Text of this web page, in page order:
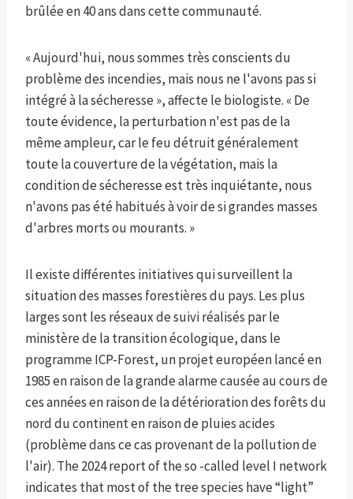
brûlée en 40 ans dans cette communauté.
« Aujourd'hui, nous sommes très conscients du
problème des incendies, mais nous ne l'avons pas si
intégré à la sécheresse », affecte le biologiste. « De
toute évidence, la perturbation n'est pas de la
même ampleur, car le feu détruit généralement
toute la couverture de la végétation, mais la
condition de sécheresse est très inquiétante, nous
n'avons pas été habitués à voir de si grandes masses
d'arbres morts ou mourants. »
Il existe différentes initiatives qui surveillent la
situation des masses forestières du pays. Les plus
larges sont les réseaux de suivi réalisés par le
ministère de la transition écologique, dans le
programme ICP-Forest, un projet européen lancé en
1985 en raison de la grande alarme causée au cours de
ces années en raison de la détérioration des forêts du
nord du continent en raison de pluies acides
(problème dans ce cas provenant de la pollution de
l'air). The 2024 report of the so -called level I network
indicates that most of the tree species have “light”